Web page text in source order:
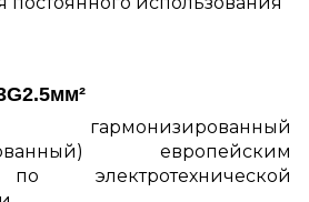
европейским
электротехнической